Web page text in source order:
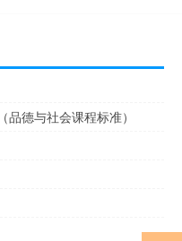
德与社会课程标准）